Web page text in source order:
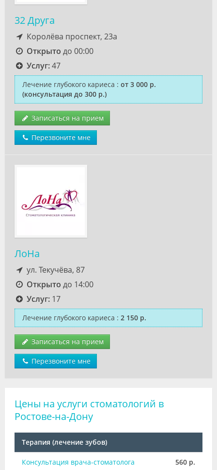
32 Друга
Королёва проспект, 23а
Открыто до 00:00
Услуг:47
Лечение глубокого кариеса : от 3 000 р.
(консультация до 300 р.)
Записаться на прием
Перезвоните мне
ЛоНа
ул. Текучёва, 87
Открыто до 14:00
Услуг:17
Лечение глубокого кариеса : 2 150 р.
Записаться на прием
Перезвоните мне
Цены на услуги стоматологий в
Ростове-на-Дону
Терапия (лечение зубов)
Консультация врача-стоматолога
560 р.